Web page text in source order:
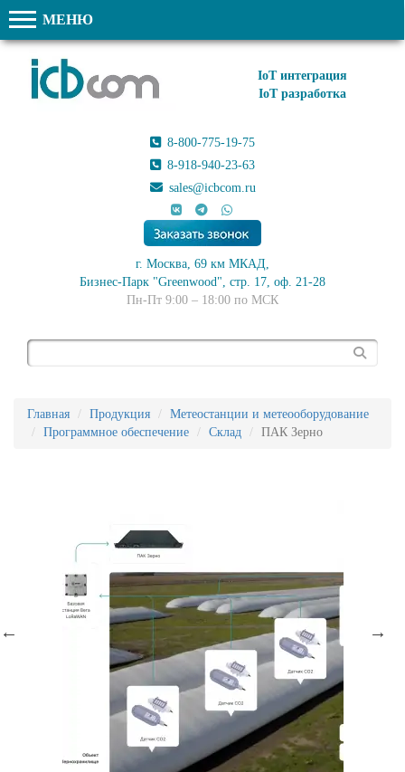
МЕНЮ
IoT интеграция
IoT разработка
8-800-775-19-75
8-918-940-23-63
sales@icbcom.ru
г. Москва, 69 км МКАД,
Бизнес-Парк "Greenwood", стр. 17, оф. 21-28
Пн-Пт 9:00 – 18:00 по МСК
Главная Продукция
Метеостанции и метеооборудование
Программное обеспечение
Склад ПАК Зерно